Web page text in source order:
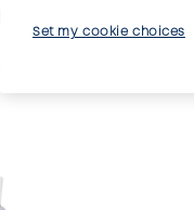
Set my cookie choices